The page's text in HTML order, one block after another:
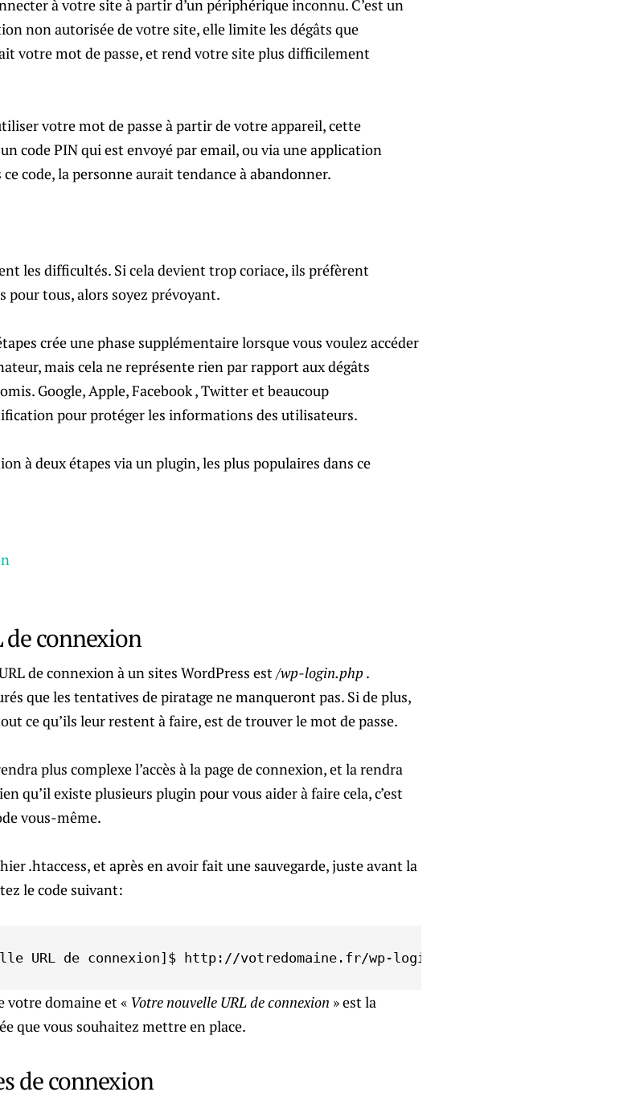
à votre site à partir d’un périphérique inconnu. C’est un
non autorisée de votre site, elle limite les dégâts que
votre mot de passe, et rend votre site plus difficilement
votre mot de passe à partir de votre appareil, cette
code PIN qui est envoyé par email, ou via une application
code, la personne aurait tendance à abandonner.
les difficultés. Si cela devient trop coriace, ils préfèrent
pour tous, alors soyez prévoyant.
crée une phase supplémentaire lorsque vous voulez accéder
mais cela ne représente rien par rapport aux dégâts
Google, Apple, Facebook , Twitter et beaucoup
pour protéger les informations des utilisateurs.
à deux étapes via un plugin, les plus populaires dans ce
de connexion
de connexion à un sites WordPress est/wp-login.php.
que les tentatives de piratage ne manqueront pas. Si de plus,
ce qu’ils leur restent à faire, est de trouver le mot de passe.
plus complexe l’accès à la page de connexion, et la rendra
qu’il existe plusieurs plugin pour vous aider à faire cela, c’est
vous-même.
.htaccess, et après en avoir fait une sauvegarde, juste avant la
le code suivant:
URL de connexion]$ http://votredomaine.fr/wp-login.php [NC, L]
votre domaine et « Votre nouvelle URL de connexion » est la
que vous souhaitez mettre en place.
de connexion